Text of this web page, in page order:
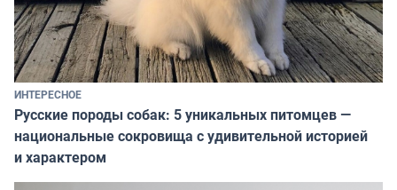
ИНТЕРЕСНОЕ
Русские породы собак: 5 уникальных питомцев —
национальные сокровища с удивительной историей
и характером